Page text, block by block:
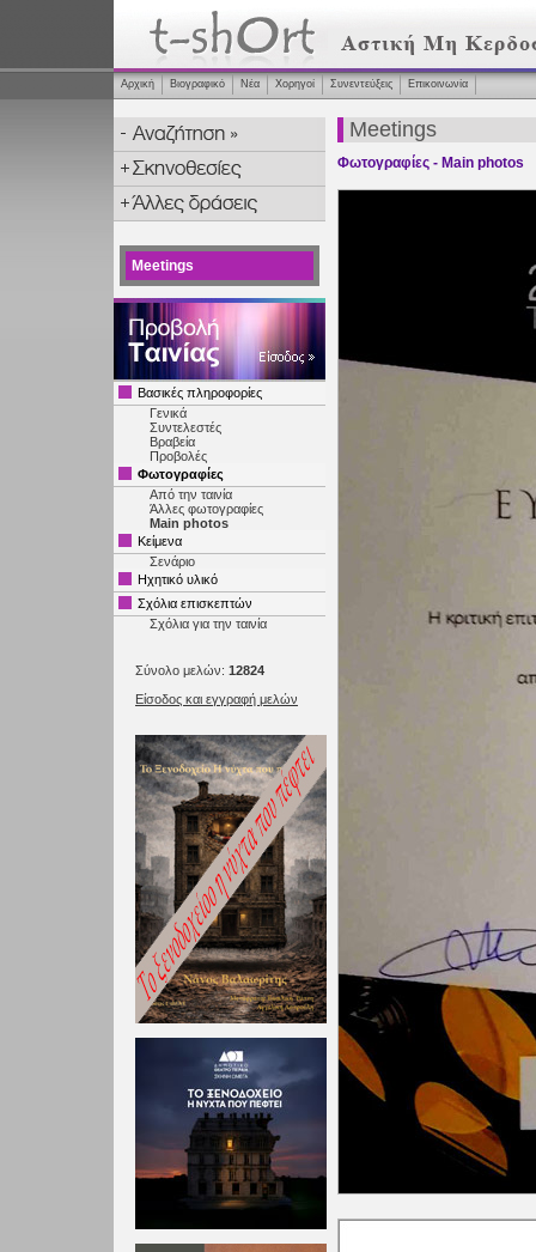
Αρχική Βιογραφικό Νέα Χορηγοί Συνεντεύξεις Επικοινωνία
Meetings
Βασικές πληροφορίες
Γενικά
Συντελεστές
Βραβεία
Προβολές
Φωτογραφίες
Από την ταινία
Άλλες φωτογραφίες
Main photos
Κείμενα
Σενάριο
Ηχητικό υλικό
Σχόλια επισκεπτών
Σχόλια για την ταινία
Σύνολο μελών: 12824
Είσοδος και εγγραφή μελών
Meetings
Φωτογραφίες - Main photos